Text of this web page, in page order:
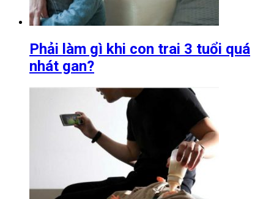
Phải làm gì khi con trai 3 tuổi quá
nhát gan?